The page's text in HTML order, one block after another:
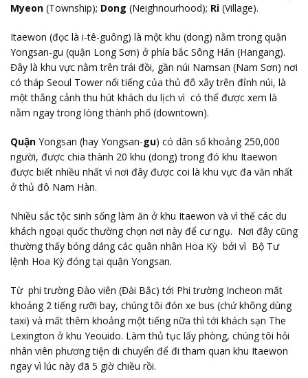
Myeon (Township); Dong (Neighnourhood); Ri (Village).
Itaewon (đọc là i-tê-guông) là một khu (dong) nằm trong quận
Yongsan-gu (quận Long Sơn) ở phía bắc Sông Hán (Hangang).
Đây là khu vực nằm trên trái đồi, gần núi Namsan (Nam Sơn) nơi
có tháp Seoul Tower nổi tiếng của thủ đô xây trên đỉnh núi, là
một thắng cảnh thu hút khách du lịch vì có thể được xem là
nằm ngay trong lòng thành phố (downtown).
Quận Yongsan (hay Yongsan-gu) có dân số khoảng 250,000
người, được chia thành 20 khu (dong) trong đó khu Itaewon
được biết nhiều nhất vì nơi đây được coi là khu vực đa văn nhất
ở thủ đô Nam Hàn.
Nhiều sắc tộc sinh sống làm ăn ở khu Itaewon và vì thế các du
khách ngoại quốc thường chọn nơi này để cư ngụ. Nơi đây cũng
thường thấy bóng dáng các quân nhân Hoa Kỳ bởi vì Bộ Tư
lệnh Hoa Kỳ đóng tại quận Yongsan.
Từ phi trường Đào viên (Đài Bắc) tới Phi trường Incheon mất
khoảng 2 tiếng rưỡi bay, chúng tôi đón xe bus (chứ không dùng
taxi) và mất thêm khoảng một tiếng nữa thì tới khách sạn The
Lexington ở khu Yeouido. Làm thủ tục lấy phòng, chúng tôi hỏi
nhân viên phương tiện di chuyển để đi tham quan khu Itaewon
ngay vì lúc này đã 5 giờ chiều rồi.